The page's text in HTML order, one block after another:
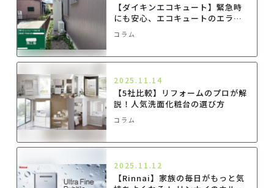
【ダイキンエコキュート】緊急時
にも安心、エコキュートのエラー
イン
コラム
2025.11.14
【5社比較】リフォームのプロが解
説！人気洗面化粧台の選び方
コラム
2025.11.12
【Rinnai】家族の毎日がもっと気